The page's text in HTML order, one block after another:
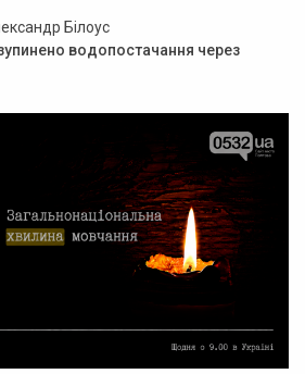
Білоус
водопостачання через